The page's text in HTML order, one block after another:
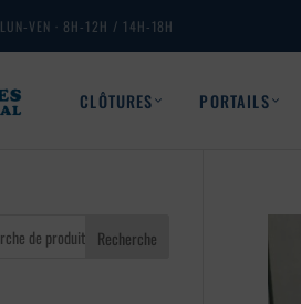
LUN-VEN · 8H-12H / 14H-18H
CLÔTURES PORTAILS
Recherche